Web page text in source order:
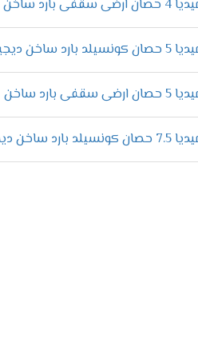
الى التلف الى الكثير من
يتم اتلاف المكيف ونحافظ عليه من
ما
باحتوائه على تكنولوجيا الانفرتر
ساخن
ديجيتال
ساخن
ديجيتال